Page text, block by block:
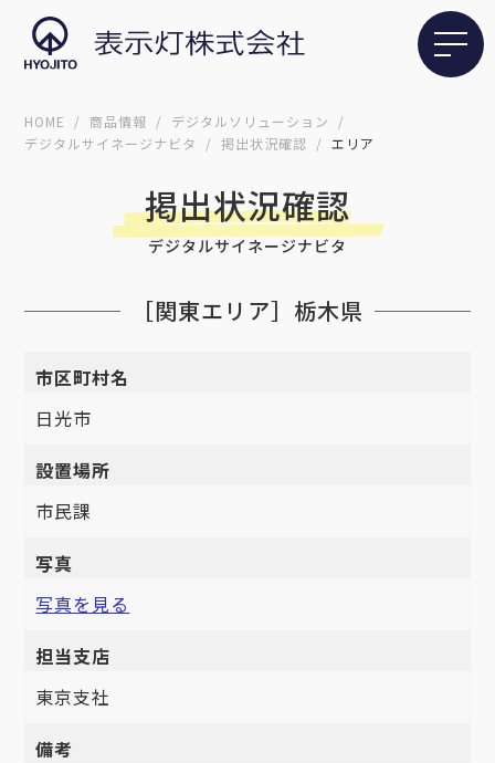
HOME 商品情報
デジタルソリューション
デジタルサイネージナビタ
掲出状況確認 エリア
掲出状況確認
デジタルサイネージナビタ
［関東エリア］栃木県
市区町村名
日光市
設置場所
市民課
写真
写真を見る
担当支店
東京支社
備考